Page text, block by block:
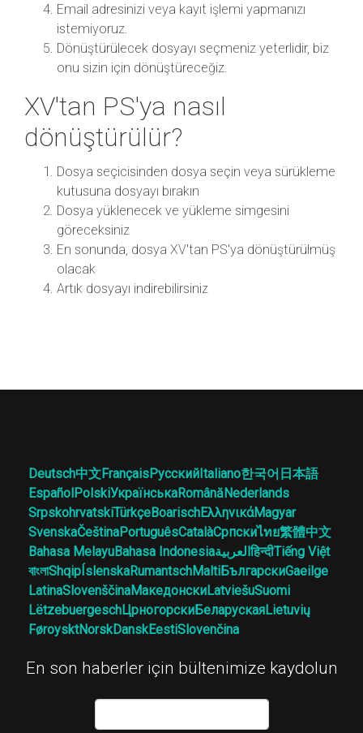
Email adresinizi veya kayıt işlemi yapmanızı
istemiyoruz.
Dönüştürülecek dosyayı seçmeniz yeterlidir, biz
onu sizin için dönüştüreceğiz.
XV'tan PS'ya nasıl
dönüştürülür?
Dosya seçicisinden dosya seçin veya sürükleme
kutusuna dosyayı bırakın
Dosya yüklenecek ve yükleme simgesini
göreceksiniz
En sonunda, dosya XV'tan PS'ya dönüştürülmüş
olacak
Artık dosyayı indirebilirsiniz
Deutsch中文FrançaisРусскийItaliano한국어 日本語
EspañolPolskiУкраїнськаRomânăNederlands
SrpskohrvatskiTürkçeBoarischΕλληνικάMagyar
SvenskaČeštinaPortuguêsCatalàСрпскиไทย繁體中文
Bahasa MelayuBahasa Indonesiaالعربيةहिन्दीTiếng Việt
বাংলাShqipÍslenskaRumantschMaltiБългарскиGaeilge
LatinaSlovenščinaМакедонскиLatviešuSuomi
LëtzebuergeschЦрногорскиБеларускаяLietuvių
FøroysktNorskDanskEestiSlovenčina
En son haberler için bültenimize kaydolun